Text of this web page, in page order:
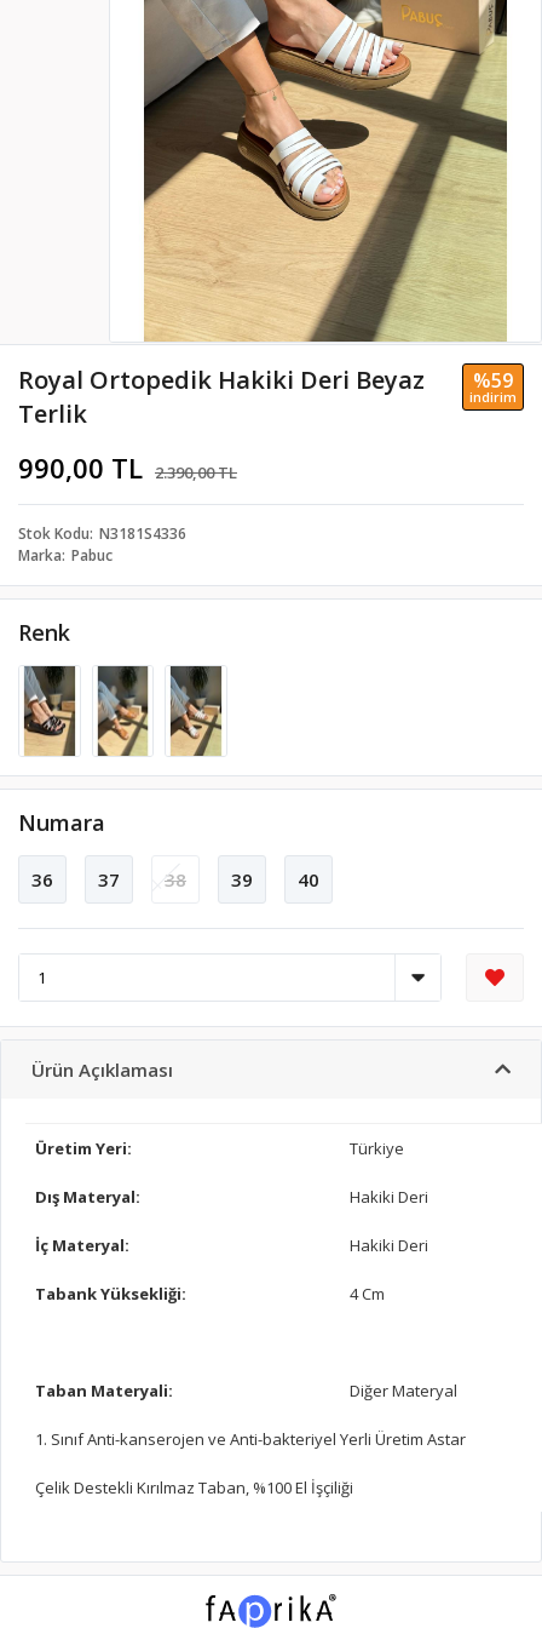
Royal Ortopedik Hakiki Deri Beyaz
Terlik
990,00 TL 2.390,00 TL
%59
i̇ndi̇ri̇m
Stok Kodu N3181S4336
Marka Pabuc
Renk
Numara
36 37 38 39 40
Ürün Açıklaması
Üretim Yeri: Türkiye
Dış Materyal: Hakiki Deri
İç Materyal: Hakiki Deri
Tabank Yüksekliği: 4 Cm
Taban Materyali: Diğer Materyal
1. Sınıf Anti-kanserojen ve Anti-bakteriyel Yerli Üretim Astar
Çelik Destekli Kırılmaz Taban, %100 El İşçiliği